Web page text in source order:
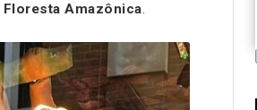
Floresta Amazônica.